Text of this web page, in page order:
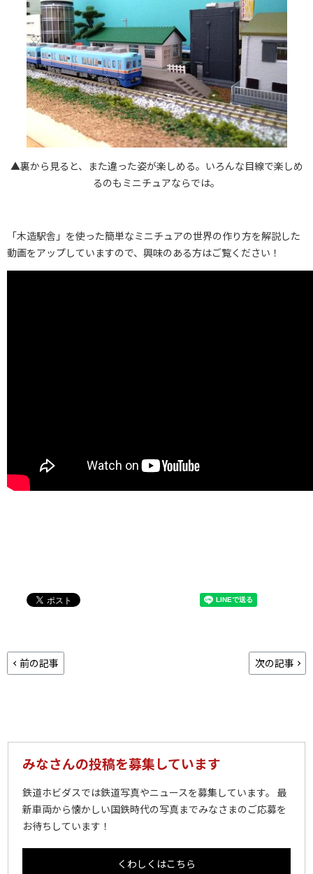
▲裏から見ると、また違った姿が楽しめる。いろんな目線で楽しめ
るのもミニチュアならでは。
「木造駅舎」を使った簡単なミニチュアの世界の作り方を解説した
動画をアップしていますので、興味のある方はご覧ください！
前の記事 次の記事
みなさんの投稿を募集しています
鉄道ホビダスでは鉄道写真やニュースを募集しています。 最
新車両から懐かしい国鉄時代の写真までみなさまのご応募を
お待ちしています！
くわしくはこちら